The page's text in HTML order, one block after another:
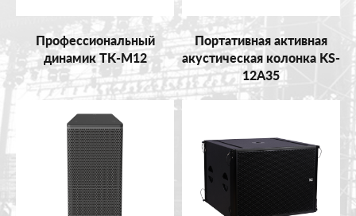
Профессиональный
динамик TK-M12
Портативная активная
акустическая колонка KS-
12A35